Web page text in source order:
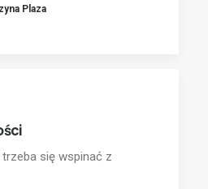
Plaza
trzeba się wspinać z